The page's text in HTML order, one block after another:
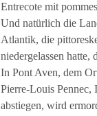
Entrecote mit
Und natürlich die
Atlantik, die
niedergelassen hatte,
In Pont Aven, dem
Pierre-Louis Pennec,
abstiegen, wird